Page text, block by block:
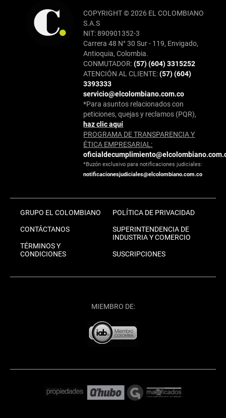
COPYRIGHT © 2026 EL COLOMBIANO
S.A.S
NIT: 890901352-3
Carrera 48 N° 30 Sur - 119, Envigado,
Antioquia, Colombia.
CONMUTADOR:(57) (604) 3315252
ATENCIÓN AL CLIENTE:(57) (604)
3393333
servicio@elcolombiano.com.co
*Para asuntos relacionados con
peticiones, quejas y reclamos (PQR),
haz clic aquí
PROGRAMA DE TRANSPARENCIA Y
ÉTICA EMPRESARIAL:
*Buzón exclusivo para notificaciones judiciales:
notificacionesjudiciales@elcolombiano.com.co
GRUPO EL COLOMBIANO
CONTÁCTANOS
TÉRMINOS Y
CONDICIONES
POLÍTICA DE PRIVACIDAD
SUPERINTENDENCIA DE
INDUSTRIA Y COMERCIO
SUSCRIPCIONES
MIEMBRO DE: